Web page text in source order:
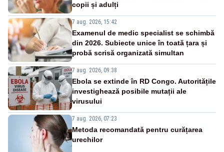
copii și adulți
7 aug. 2026, 15:42
Examenul de medic specialist se schimbă
din 2026. Subiecte unice în toată țara și
probă scrisă organizată simultan
7 aug. 2026, 09:38
Ebola se extinde în RD Congo. Autoritățile
investighează posibile mutații ale
virusului
7 aug. 2026, 07:23
Metoda recomandată pentru curățarea
urechilor